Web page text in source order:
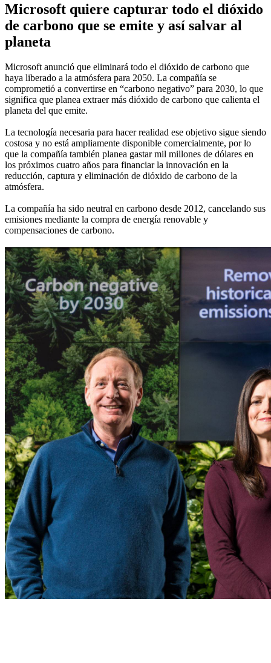
Microsoft quiere capturar todo el dióxido
de carbono que se emite y así salvar al
planeta
Microsoft anunció que eliminará todo el dióxido de carbono que
haya liberado a la atmósfera para 2050. La compañía se
comprometió a convertirse en “carbono negativo” para 2030, lo que
significa que planea extraer más dióxido de carbono que calienta el
planeta del que emite.
La tecnología necesaria para hacer realidad ese objetivo sigue siendo
costosa y no está ampliamente disponible comercialmente, por lo
que la compañía también planea gastar mil millones de dólares en
los próximos cuatro años para financiar la innovación en la
reducción, captura y eliminación de dióxido de carbono de la
atmósfera.
La compañía ha sido neutral en carbono desde 2012, cancelando sus
emisiones mediante la compra de energía renovable y
compensaciones de carbono.